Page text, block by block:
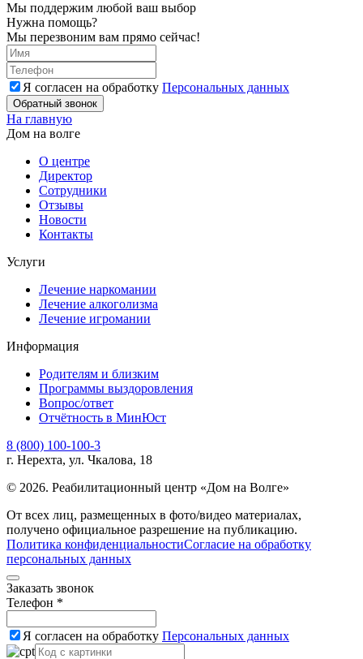
Мы поддержим любой ваш выбор
Нужна помощь?
Мы перезвоним вам прямо сейчас!
Я согласен на обработку Персональных данных
Обратный звонок
На главную
Дом на волге
О центре
Директор
Сотрудники
Отзывы
Новости
Контакты
Услуги
Лечение наркомании
Лечение алкоголизма
Лечение игромании
Информация
Родителям и близким
Программы выздоровления
Вопрос/ответ
Отчётность в МинЮст
8 (800) 100-100-3
г. Нерехта, ул. Чкалова, 18
© 2026. Реабилитационный центр «Дом на Волге»
От всех лиц, размещенных в фото/видео материалах,
получено официальное разрешение на публикацию.
Политика конфиденциальностиСогласие на обработку
персональных данных
Заказать звонок
Телефон *
Я согласен на обработку Персональных данных